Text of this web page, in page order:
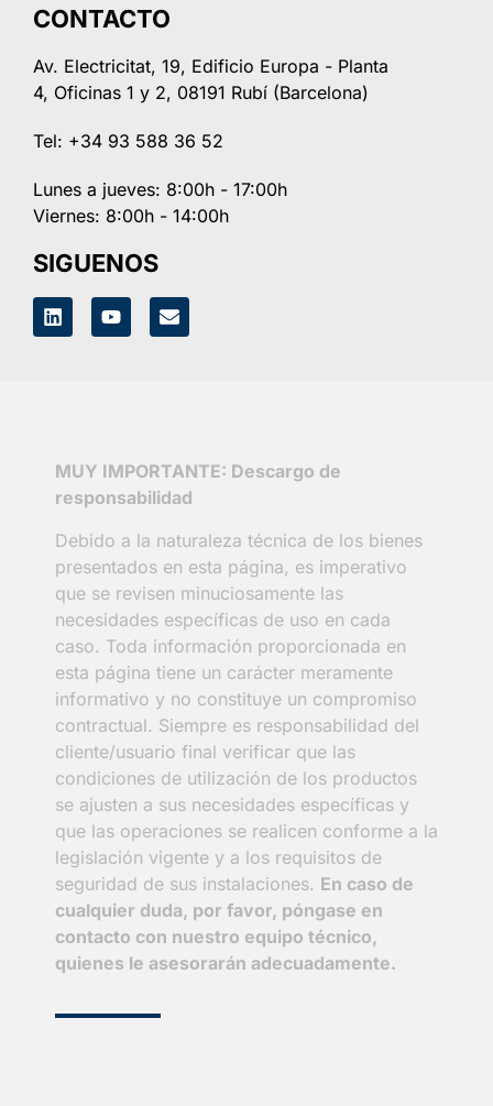
CONTACTO
Av. Electricitat, 19, Edificio Europa - Planta
4, Oficinas 1 y 2, 08191 Rubí (Barcelona)
Tel: +34 93 588 36 52
Lunes a jueves: 8:00h - 17:00h
Viernes: 8:00h - 14:00h
SIGUENOS
MUY IMPORTANTE: Descargo de
responsabilidad
Debido a la naturaleza técnica de los bienes
presentados en esta página, es imperativo
que se revisen minuciosamente las
necesidades específicas de uso en cada
caso. Toda información proporcionada en
esta página tiene un carácter meramente
informativo y no constituye un compromiso
contractual. Siempre es responsabilidad del
cliente/usuario final verificar que las
condiciones de utilización de los productos
se ajusten a sus necesidades específicas y
que las operaciones se realicen conforme a la
legislación vigente y a los requisitos de
seguridad de sus instalaciones. En caso de
cualquier duda, por favor, póngase en
contacto con nuestro equipo técnico,
quienes le asesorarán adecuadamente.